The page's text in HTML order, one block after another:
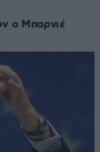
ο Μπαρνιέ